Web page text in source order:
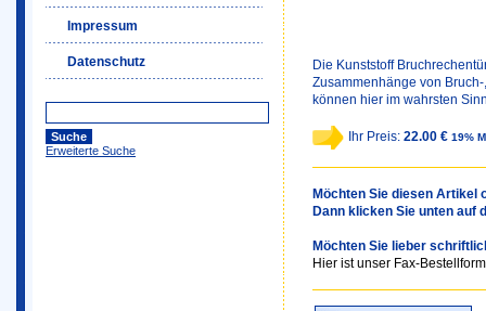
Impressum
Datenschutz
Erweiterte Suche
Die Kunststoff
Zusammenhänge von
können hier im wahrsten
Ihr Preis: 22.00 € 19%
Möchten Sie diesen Artikel
Dann klicken Sie unten auf
Möchten Sie lieber
Hier ist unser Fax-